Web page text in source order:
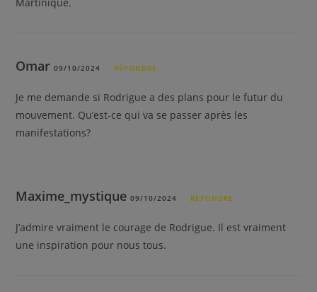
Omar09/10/2024 RÉPONDRE
Je me demande si Rodrigue a des plans pour le futur du
mouvement. Qu’est-ce qui va se passer après les
manifestations?
Maxime_mystique09/10/2024 RÉPONDRE
J’admire vraiment le courage de Rodrigue. Il est vraiment
une inspiration pour nous tous.